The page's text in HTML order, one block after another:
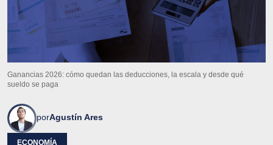
Ganancias 2026: cómo quedan las deducciones, la escala y desde qué
sueldo se paga
porAgustín Ares
ECONOMÍA